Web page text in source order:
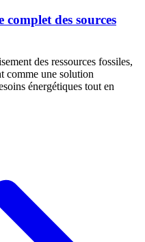
des sources
des ressources fossiles,
comme une solution
énergétiques tout en